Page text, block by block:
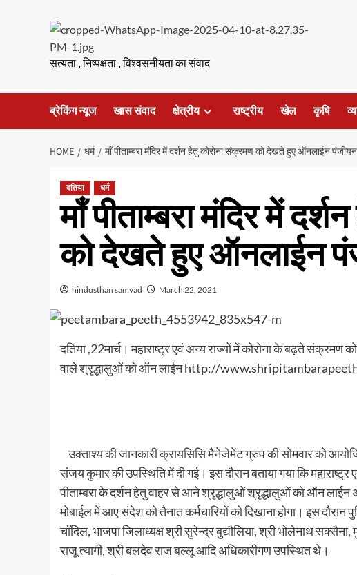
सत्यता , निष्पक्षता , विश्वसनीयता का संवाद
ब्रेकिंग न्यूज खास संवाद क्षेत्रीय राष्ट्रीय खेल कृषि
HOME धर्म माँ पीताम्बरा मंदिर में दर्शन हेतु कोरोना संक्रमण को देखते हुए ऑनलाईन पंजीयन
दतिया धर्म
माँ पीताम्बरा मंदिर में
को देखते हुए ऑनलाईन
hindusthan samvad March 22, 2021
दतिया ,22मार्च। महाराष्ट्र एवं अन्य राज्यों में कोरोना के बढ़ते संक्रमण
वाले श्रृद्धालुओं को ऑन लाईन http://
उक्ताश्य की जानकारी क्रायसिसि मैनेजेमेंट ग्रुप की सोमवार को
संजय कुमार की उपस्थिति में दी गई। इस दौरान बताया गया कि
पीताम्बरा के दर्शन हेतु वाहर से आने श्रृद्धालुओं श्रृद्धालुओं को ऑन लाईन
मोबाईल में आए संदेश को तैनात कर्मचारियों को दिखाना होगा। इस
चॉदिल, भाजपा जिलाध्यक्ष श्री सुरेन्द्र बुद्यौलिया, श्री भोलेनाथ
राजू त्यागी, श्री बलदेव राज बल्लू आदि अधिकारीगण उपस्थित थे।